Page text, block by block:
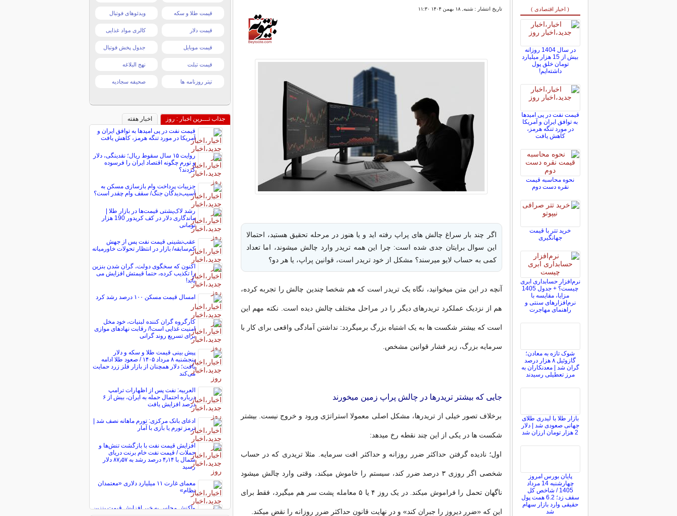
تاریخ انتشار : شنبه, ۱۸ بهمن ۱۴۰۴ ۱۱:۳۰
اگر چند بار سراغ چالش های پراپ رفته اید و یا هنوز در مرحله تحقیق هستید، احتمالا
این سوال برایتان جدی شده است: چرا این همه تریدر وارد چالش میشوند، اما تعداد
کمی به حساب لایو میرسند؟ مشکل از خود تریدر است، قوانین پراپ، یا هر دو؟
آنچه در این متن میخوانید، نگاه یک تریدر است که هم شخصا چندین چالش را تجربه کرده،
هم از نزدیک عملکرد تریدرهای دیگر را در مراحل مختلف چالش دیده است. نکته مهم این
است که بیشتر شکست ها به یک اشتباه بزرگ برمیگردد: نداشتن آمادگی واقعی برای کار با
سرمایه بزرگ، زیر فشار قوانین مشخص.
جایی که بیشتر تریدرها در چالش پراپ زمین میخورند
برخلاف تصور خیلی از تریدرها، مشکل اصلی معمولا استراتژی ورود و خروج نیست. بیشتر
شکست ها در یکی از این چند نقطه رخ میدهد:
اول؛ نادیده گرفتن حداکثر ضرر روزانه و حداکثر افت سرمایه. مثلا تریدری که در حساب
شخصی اگر روزی ۳ درصد ضرر کند، سیستم را خاموش میکند، وقتی وارد چالش میشود
ناگهان تحمل را فراموش میکند. در یک روز ۴ یا ۵ معامله پشت سر هم میگیرد، فقط برای
این که «ضرر دیروز را جبران کند» و در نهایت قانون حداکثر ضرر روزانه را نقض میکند.
( اخبار اقتصادی )
در سال 1404 روزانه
بیش از 15 هزار میلیارد
تومان خلق پول
داشته‌ایم!
قیمت نفت در پی امیدها
به توافق ایران و آمریکا
در مورد تنگه هرمز،
کاهش یافت
نحوه محاسبه قیمت
نقره دست دوم
خرید تتر با قیمت
جهانگیری
نرم‌افزار حسابداری ابری
چیست؟ + جدول 1405
مزایا، مقایسه با
نرم‌افزارهای سنتی و
راهنمای مهاجرت
شوک تازه به معادن؛
گازوئیل ۸ هزار درصد
گران شد | معدنکاران به
مرز تعطیلی رسیدند
بازار طلا با لیدری طلای
جهانی صعودی شد | دلار
2 هزار تومان ارزان شد
پایان بورس امروز
چهارشنبه 14 مرداد
1405 / شاخص کل
سقف زد؛ 6.2 همت پول
حقیقی وارد بازار سهام
شد
قیمت طلا و سکه ویدئوهای فوتبال
قیمت دلار کالری مواد غذایی
قیمت موبایل جدول پخش فوتبال
قیمت تبلت نهج البلاغه
تیتر روزنامه ها صحیفه سجادیه
جذاب تـــرین اخبار : روز
اخبار هفته
قیمت نفت در پی امیدها به توافق ایران و
آمریکا در مورد تنگه هرمز، کاهش یافت
روایت ۱۵ سال سقوط ریال؛ نقدینگی، دلار
و تورم چگونه اقتصاد ایران را فرسوده
کردند؟
جزییات پرداخت وام بازسازی مسکن به
آسیب‌دیدگان جنگ/ سقف وام چقدر است؟
رشد لاک‌پشتی قیمت‌ها در بازار طلا |
ماندگاری دلار در کف کریدور 190 هزار
تومانی
عقب‌نشینی قیمت نفت پس از جهش
کم‌سابقه/ بازار در انتظار تحولات خاورمیانه
اکنون که سخگوی دولت، گران شدن بنزین
را تکذیب کرده، حتما قیمتش افزایش می
یابد!
امسال قیمت مسکن ۱۰۰ درصد رشد کرد
کارگروه گران کننده لبنیات، خود مخل
امنیت غذایی است!/ رقابت نهاد‌های موازی
برای تسریع روند گرانی
پیش ‌بینی قیمت طلا و سکه و دلار
پنجشنبه ۸ مرداد ۱۴۰۵ / صعود طلا ادامه
یافت؛ دلار همچنان از بازار فلز زرد حمایت
می‌کند
العربیه: نفت پس از اظهارات ترامپ
درباره احتمال حمله به ایران، بیش از ۶
درصد افزایش یافت
ادعای بانک مرکزی: تورم ماهانه نصف شد |
ترمز تورم یا بازی با آمار
افزایش قیمت نفت با بازگشت تنش‌ها و
حملات / قیمت نفت خام برنت دریای
شمال با ۴٫۱۴ درصد رشد به ۸۷٫۵۷ دلار
رسید
معمای غارت ۱۱ میلیارد دلاری «معتمدان
نظام»
واکنش مجلس به خبر افزایش قیمت بنزین